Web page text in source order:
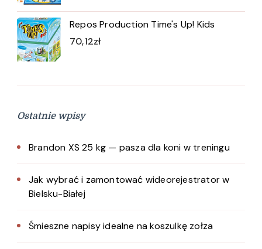
Repos Production Time's Up! Kids
70,12zł
Ostatnie wpisy
Brandon XS 25 kg — pasza dla koni w treningu
Jak wybrać i zamontować wideorejestrator w
Bielsku-Białej
Śmieszne napisy idealne na koszulkę zołza